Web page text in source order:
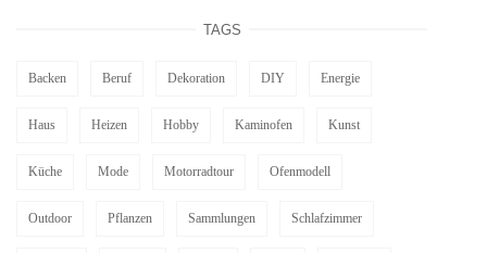
TAGS
Backen Beruf Dekoration DIY Energie
Haus Heizen Hobby Kaminofen Kunst
Küche Mode Motorradtour Ofenmodell
Outdoor Pflanzen Sammlungen Schlafzimmer